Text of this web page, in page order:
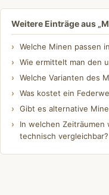
Weitere Einträge aus
Welche Minen passen
Wie ermittelt man den
Welche Varianten des
Was kostet ein
Gibt es alternative
In welchen Zeiträumen
technisch vergleichbar?